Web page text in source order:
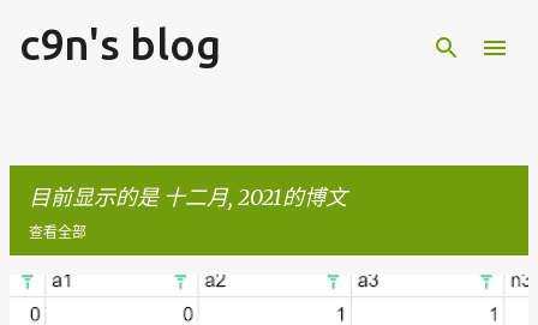
c9n's blog
目前显示的是 十二月, 2021的博文
查看全部